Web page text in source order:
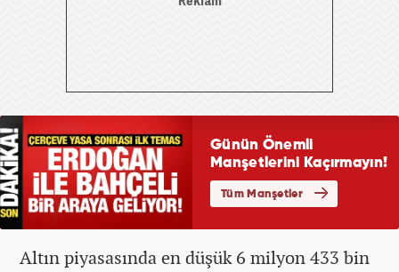
Altın piyasasında en düşük 6 milyon 433 bin